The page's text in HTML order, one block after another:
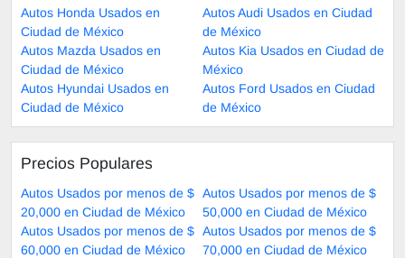
Autos Honda Usados en
Ciudad de México
Autos Audi Usados en Ciudad
de México
Autos Mazda Usados en
Ciudad de México
Autos Kia Usados en Ciudad de
México
Autos Hyundai Usados en
Ciudad de México
Autos Ford Usados en Ciudad
de México
Precios Populares
Autos Usados por menos de $
20,000 en Ciudad de México
Autos Usados por menos de $
50,000 en Ciudad de México
Autos Usados por menos de $
60,000 en Ciudad de México
Autos Usados por menos de $
70,000 en Ciudad de México